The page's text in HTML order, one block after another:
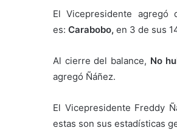
El Vicepresidente agregó
es: Carabobo, en 3 de sus
Al cierre del balance, No
agregó Ñáñez.
El Vicepresidente Freddy
estas son sus estadísticas